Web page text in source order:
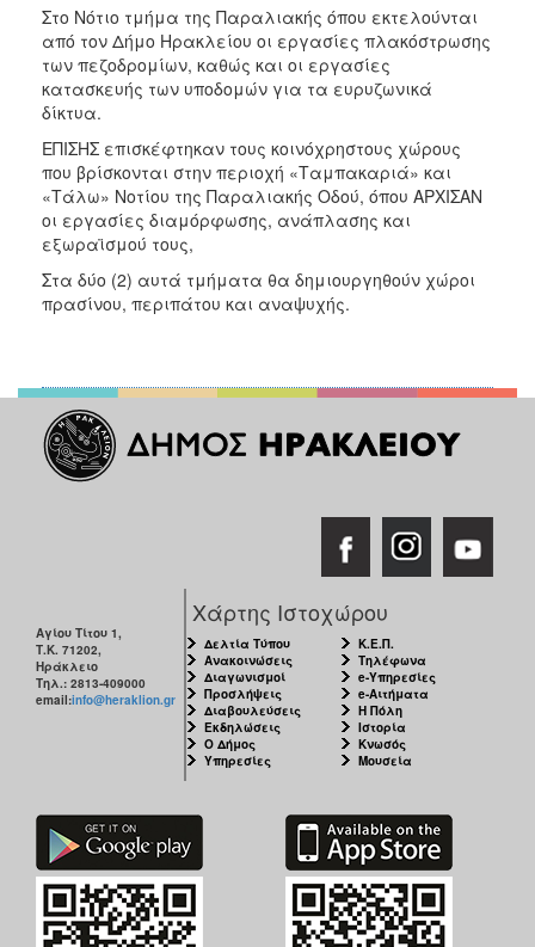
2006
ΔΗΜΟΤΗΣ
ΕΠΙΣΚΕΠΤΗΣ
ΗΡΑΚΛΕΙΟ
Στο Νότιο τμήμα της Παραλιακής όπου εκτελούνται
από τον Δήμο Ηρακλείου οι εργασίες πλακόστρωσης
των πεζοδρομίων, καθώς και οι εργασίες
κατασκευής των υποδομών για τα ευρυζωνικά
δίκτυα.
ΕΠΙΣΗΣ επισκέφτηκαν τους κοινόχρηστους χώρους
που βρίσκονται στην περιοχή «Ταμπακαριά» και
«Τάλω» Νοτίου της Παραλιακής Οδού, όπου ΑΡΧΙΣΑΝ
οι εργασίες διαμόρφωσης, ανάπλασης και
εξωραϊσμού τους,
Στα δύο (2) αυτά τμήματα θα δημιουργηθούν χώροι
πρασίνου, περιπάτου και αναψυχής.
Αγίου Τίτου 1,
Τ.Κ. 71202,
Ηράκλειο
Τηλ.: 2813-409000
email:info@heraklion.gr
Χάρτης Ιστοχώρου
Δελτία Τύπου
Ανακοινώσεις
Διαγωνισμοί
Προσλήψεις
Διαβουλεύσεις
Εκδηλώσεις
Ο Δήμος
Υπηρεσίες
Κ.Ε.Π.
Τηλέφωνα
e-Υπηρεσίες
e-Αιτήματα
Η Πόλη
Ιστορία
Κνωσός
Μουσεία